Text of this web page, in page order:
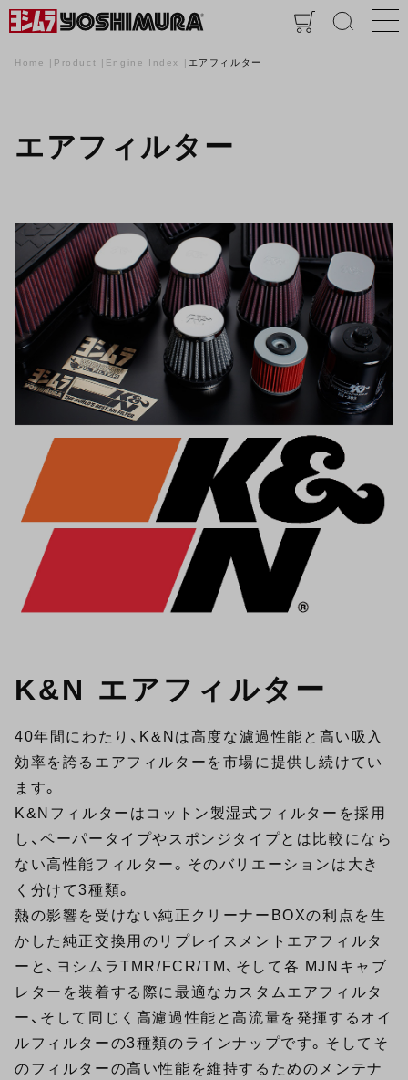
Home Product Engine Index エアフィルター
エアフィルター
K&N エアフィルター
40年間にわたり、K&Nは高度な濾過性能と高い吸入
効率を誇るエアフィルターを市場に提供し続けてい
ます。
K&Nフィルターはコットン製湿式フィルターを採用
し、ペーパータイプやスポンジタイプとは比較になら
ない高性能フィルター。そのバリエーションは大き
く分けて3種類。
熱の影響を受けない純正クリーナーBOXの利点を生
かした純正交換用のリプレイスメントエアフィルタ
ーと、ヨシムラTMR/FCR/TM、そして各 MJNキャブ
レターを装着する際に最適なカスタムエアフィルタ
ー、そして同じく高濾過性能と高流量を発揮するオイ
ルフィルターの3種類のラインナップです。そしてそ
のフィルターの高い性能を維持するためのメンテナ